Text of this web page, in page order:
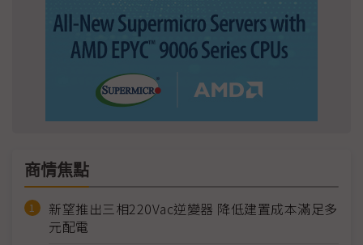
商情焦點
新望推出三相220Vac逆變器 降低建置成本滿足多
元配電